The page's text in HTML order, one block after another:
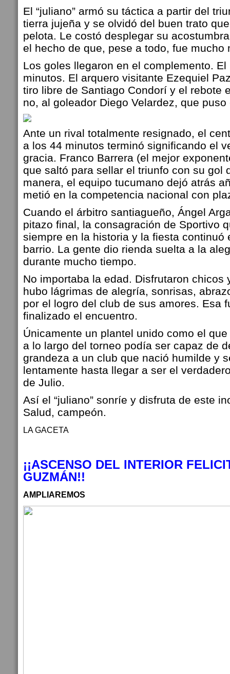
El “juliano” armó su táctica a partir del
tierra jujeña y se olvidó del buen trato
pelota. Le costó desplegar su
el hecho de que, pese a todo, fue mucho
Los goles llegaron en el complemento.
minutos. El arquero visitante Ezequiel
tiro libre de Santiago Condorí y el rebote
no, al goleador Diego Velardez, que puso
Ante un rival totalmente resignado, el
a los 44 minutos terminó significando el
gracia. Franco Barrera (el mejor
que saltó para sellar el triunfo con su gol
manera, el equipo tucumano dejó atrás
metió en la competencia nacional con
Cuando el árbitro santiagueño, Ángel
pitazo final, la consagración de Sportivo
siempre en la historia y la fiesta continuó
barrio. La gente dio rienda suelta a la
durante mucho tiempo.
No importaba la edad. Disfrutaron chicos
hubo lágrimas de alegría, sonrisas,
por el logro del club de sus amores. Esa
finalizado el encuentro.
Únicamente un plantel unido como el que
a lo largo del torneo podía ser capaz de
grandeza a un club que nació humilde y
lentamente hasta llegar a ser el
de Julio.
Así el “juliano” sonríe y disfruta de este
Salud, campeón.
LA GACETA
¡¡ASCENSO DEL INTERIOR
GUZMÁN!!
AMPLIAREMOS